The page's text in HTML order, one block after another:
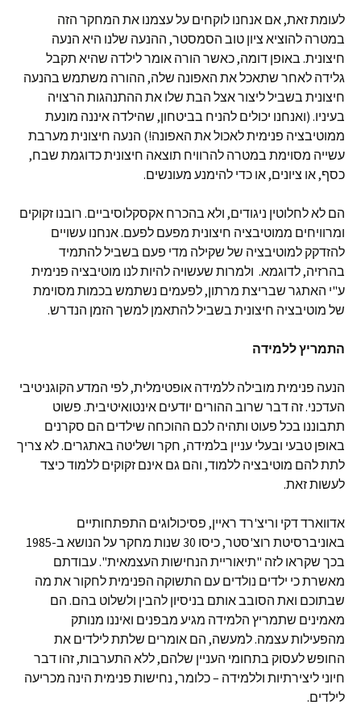
לעומת זאת, אם אנחנו לוקחים על עצמנו את המחקר הזה
במטרה להוציא ציון טוב הסמסטר, ההנעה שלנו היא הנעה
חיצונית. באופן דומה, כאשר הורה אומר לילדה שהיא תקבל
גלידה לאחר שתאכל את האפונה שלה, ההורה משתמש בהנעה
חיצונית בשביל ליצור אצל הבת שלו את ההתנהגות הרצויה
בעיניו. (ואנחנו יכולים להניח בביטחון, שהילדה איננה מונעת
ממוטיבציה פנימית לאכול את האפונה!) הנעה חיצונית מערבת
עשייה מסוימת במטרה להרוויח תוצאה חיצונית כדוגמת שבח,
כסף, או ציונים, או כדי להימנע מעונשים.
הם לא לחלוטין ניגודים, ולא בהכרח אקסקלוסיביים. רובנו זקוקים
ומרוויחים ממוטיבציה חיצונית מפעם לפעם. אנחנו עשויים
להזדקק למוטיבציה של שקילה מדי פעם בשביל להתמיד
בהרזיה, לדוגמא. ולמרות שעשויה להיות לנו מוטיבציה פנימית
ע"י האתגר שבריצת מרתון, לפעמים נשתמש בכמות מסוימת
של מוטיבציה חיצונית בשביל להתאמן למשך הזמן הנדרש.
התמריץ ללמידה
הנעה פנימית מובילה ללמידה אופטימלית, לפי המדע הקוגניטיבי
העדכני. זה דבר שרוב ההורים יודעים אינטואיטיבית. פשוט
תתבוננו בכל פעוט ותהיה לכם ההוכחה שילדים הם סקרנים
באופן טבעי ובעלי עניין בלמידה, חקר ושליטה באתגרים. לא צריך
לתת להם מוטיבציה ללמוד, והם גם אינם זקוקים ללמוד כיצד
לעשות זאת.
אדווארד דקי וריצ'רד ראיין, פסיכולוגים התפתחותיים
באוניברסיטת רוצ'סטר, כיסו 30 שנות מחקר על הנושא ב-1985
בכך שקראו לזה "תיאוריית הנחישות העצמאית". עבודתם
מאשרת כי ילדים נולדים עם התשוקה הפנימית לחקור את מה
שבתוכם ואת הסובב אותם בניסיון להבין ולשלוט בהם. הם
מאמינים שתמריץ הלמידה מגיע מבפנים ואיננו מנותק
מהפעילות עצמה. למעשה, הם אומרים שלתת לילדים את
החופש לעסוק בתחומי העניין שלהם, ללא התערבות, זהו דבר
חיוני ליצירתיות וללמידה – כלומר, נחישות פנימית הינה מכריעה
לילדים.